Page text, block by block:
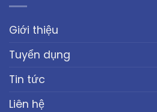
Giới thiệu
Tuyển dụng
Tin tức
Liên hệ